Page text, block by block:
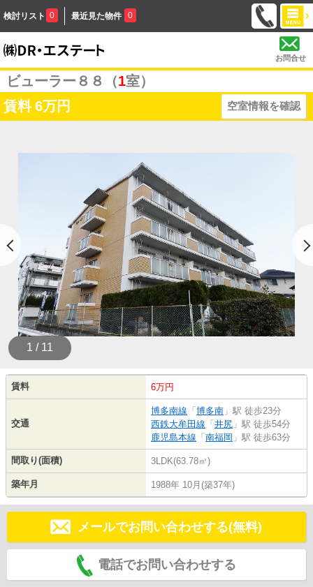
検討リスト 0 最近見た物件 0
お問合せ
ビューラー８８（1室）
賃料 6万円 空室情報を確認
1 / 11
賃料 6万円
交通
博多南線 「 博多南 」駅 徒歩23分
西鉄大牟田線 「 井尻 」駅 徒歩54分
鹿児島本線 「 南福岡 」駅 徒歩63分
間取り(面積) 3LDK(63.78㎡)
築年月 1988年 10月(築37年)
メールでお問い合わせする(無料)
電話でお問い合わせする